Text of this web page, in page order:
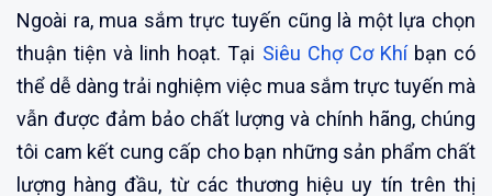
Ngoài ra, mua sắm trực tuyến cũng là một lựa chọn
thuận tiện và linh hoạt. Tại Siêu Chợ Cơ Khíbạn có
thể dễ dàng trải nghiệm việc mua sắm trực tuyến mà
vẫn được đảm bảo chất lượng và chính hãng, chúng
tôi cam kết cung cấp cho bạn những sản phẩm chất
lượng hàng đầu, từ các thương hiệu uy tín trên thị